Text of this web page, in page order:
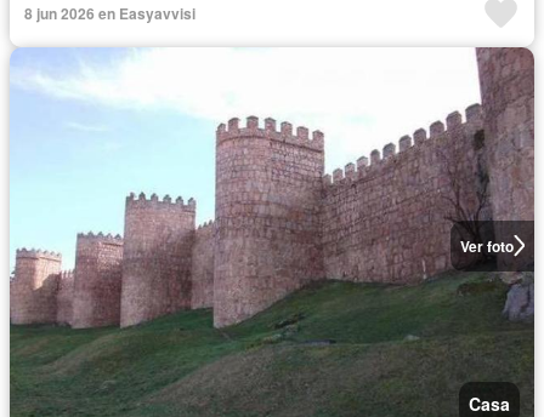
8 jun 2026 en Easyavvisi
Ver foto
Casa